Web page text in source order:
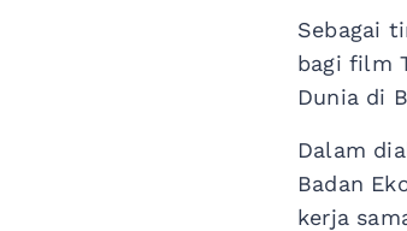
Sebagai
bagi film
Dunia di
Dalam
Badan
kerja